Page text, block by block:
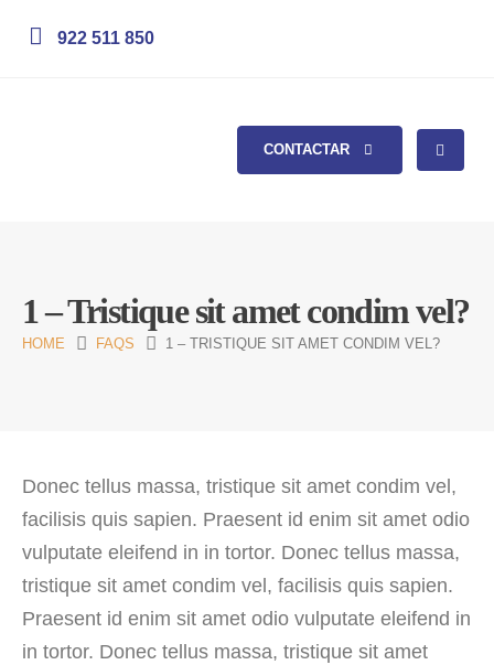
922 511 850
CONTACTAR
1 – Tristique sit amet condim vel?
HOME FAQS 1 – TRISTIQUE SIT AMET CONDIM VEL?
Donec tellus massa, tristique sit amet condim vel,
facilisis quis sapien. Praesent id enim sit amet odio
vulputate eleifend in in tortor. Donec tellus massa,
tristique sit amet condim vel, facilisis quis sapien.
Praesent id enim sit amet odio vulputate eleifend in
in tortor. Donec tellus massa, tristique sit amet